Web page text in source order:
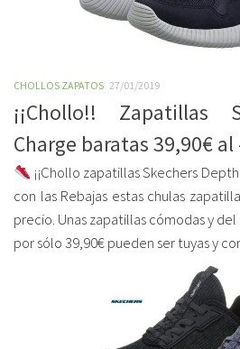
CHOLLOS ZAPATOS 27/01/2019
¡¡Chollo!! Zapatillas
Charge baratas 39,90€
¡¡Chollo zapatillas Skechers
con las Rebajas estas chulas
precio. Unas zapatillas cómodas y
por sólo 39,90€ pueden ser tuyas y